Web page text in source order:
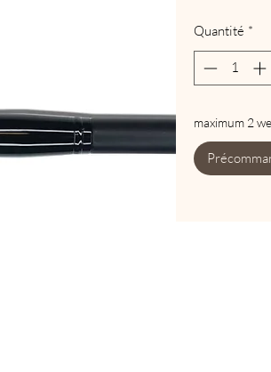
Quantité *
maximum 2